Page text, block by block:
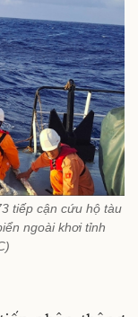
tiếp cận cứu hộ tàu
ngoài khơi tỉnh